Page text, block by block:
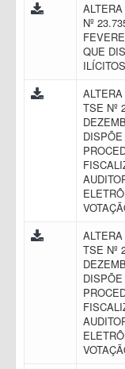
Nº
QUE
TSE Nº
TSE Nº